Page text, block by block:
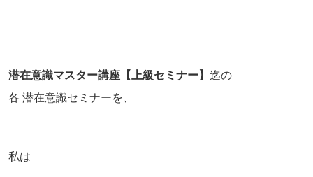
潜在意識マスター講座【上級セミナー】 迄の
各 潜在意識セミナーを、
私は